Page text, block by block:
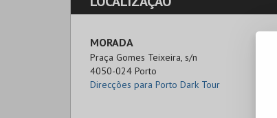
MORADA
Praça Gomes Teixeira, s/n
4050-024 Porto
Direcções para Porto Dark Tour